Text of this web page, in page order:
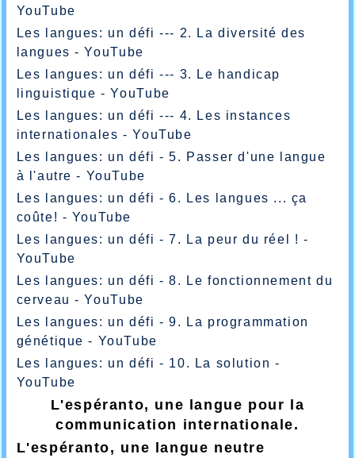
YouTube
Les langues: un défi --- 2. La diversité des
langues - YouTube
Les langues: un défi --- 3. Le handicap
linguistique - YouTube
Les langues: un défi --- 4. Les instances
internationales - YouTube
Les langues: un défi - 5. Passer d'une langue
à l'autre - YouTube
Les langues: un défi - 6. Les langues ... ça
coûte! - YouTube
Les langues: un défi - 7. La peur du réel ! -
YouTube
Les langues: un défi - 8. Le fonctionnement du
cerveau - YouTube
Les langues: un défi - 9. La programmation
génétique - YouTube
Les langues: un défi - 10. La solution -
YouTube
L'espéranto, une langue pour la
communication internationale.
L'espéranto, une langue neutre